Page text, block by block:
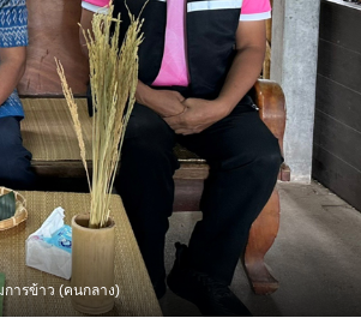
ารข้าว (คนกลาง)